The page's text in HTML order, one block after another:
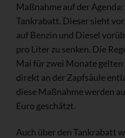
Maßnahme auf der
Tankrabatt. Dieser sieht
auf Benzin und Diesel
pro Liter zu senken. Die
Mai für zwei Monate
direkt an der Zapfsäule
diese Maßnahme werden
Euro geschätzt.
Auch über den Tankrabatt